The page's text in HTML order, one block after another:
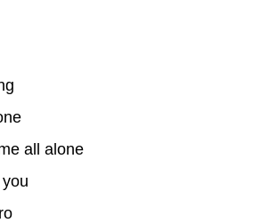
all alone